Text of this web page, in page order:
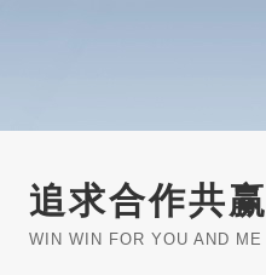
追求合作共赢
WIN WIN FOR YOU AND ME